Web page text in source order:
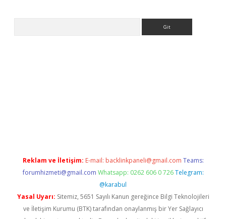
Reklam ve İletişim: E-mail: backlinkpaneli@gmail.com Teams:
forumhizmeti@gmail.com Whatsapp: 0262 606 0 726 Telegram:
@karabul
Yasal Uyarı: Sitemiz, 5651 Sayılı Kanun gereğince Bilgi Teknolojileri
ve İletişim Kurumu (BTK) tarafından onaylanmış bir Yer Sağlayıcı